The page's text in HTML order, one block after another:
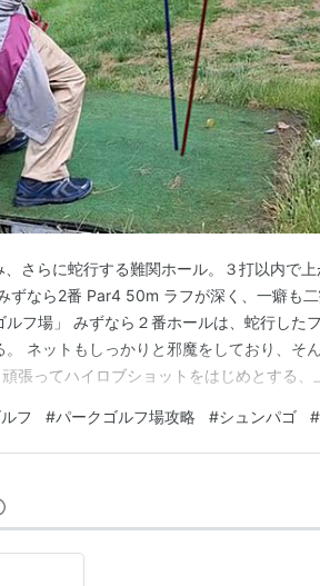
さらに蛇行する難関ホール。３打以内で
ずなら2番 Par4 50m ラフが深く、一癖も
ルフ場」 みずなら２番ホールは、蛇行した
。 ネットもしっかりと邪魔をしており、そ
頑張ってハイロブショットをはじめとする、
ーン側からの撮影。近くには木もある。 ま
い。普通に刻んで攻めると３…
フ #パークゴルフ場攻略 #シュンパゴ #